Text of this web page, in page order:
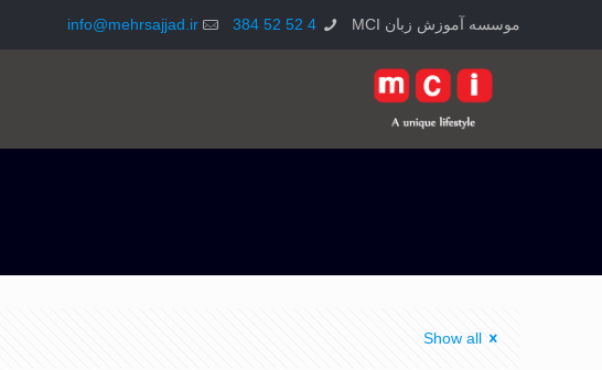
موسسه آموزش زبان MCI 4 52 52 384
info@mehrsajjad.ir
Show all